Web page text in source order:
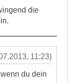
die
11:23)
du dein